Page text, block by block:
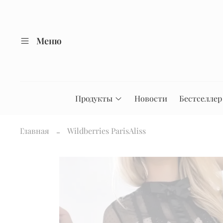
Меню
Продукты Новости Бестселлер
Главная Wildberries ParisAliss